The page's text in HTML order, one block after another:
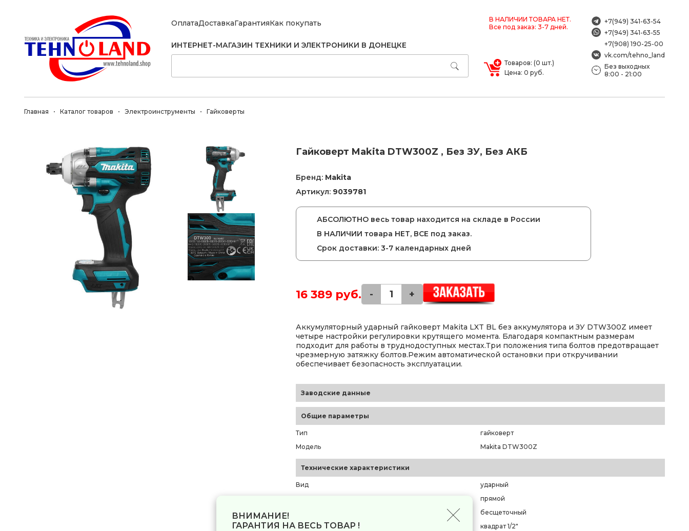
ОплатаДоставкаГарантияКак покупать
В НАЛИЧИИ ТОВАРА НЕТ.
Все под заказ: 3-7 дней.
ИНТЕРНЕТ-МАГАЗИН ТЕХНИКИ И ЭЛЕКТРОНИКИ В ДОНЕЦКЕ
Товаров: (0 шт.)
Цена: 0 руб.
+7(949) 341-63-54
+7(949) 341-63-55
+7(908) 190-25-00
vk.com/tehno_land
Без выходных
8:00 - 21:00
Главная Каталог товаров Электроинструменты Гайковерты
Гайковерт Makita DTW300Z , Без ЗУ, Без АКБ
Бренд: Makita
Артикул: 9039781
АБСОЛЮТНО весь товар находится на складе в России
В НАЛИЧИИ товара НЕТ, ВСЕ под заказ.
Срок доставки: 3-7 календарных дней
16 389 руб. - +
Аккумуляторный ударный гайковерт Makita LXT BL без аккумулятора и ЗУ DTW300Z имеет
четыре настройки регулировки крутящего момента. Благодаря компактным размерам
подходит для работы в труднодоступных местах.Три положения типа болтов предотвращает
чрезмерную затяжку болтов.Режим автоматической остановки при откручивании
обеспечивает безопасность эксплуатации.
Заводские данные
Общие параметры
Тип
гайковерт
Модель
Makita DTW300Z
Технические характеристики
Вид
ударный
прямой
бесщеточный
Тип патрона
квадрат 1/2"
ВНИМАНИЕ!
ГАРАНТИЯ НА ВЕСЬ ТОВАР !